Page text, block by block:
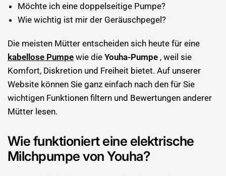
Möchte ich eine doppelseitige Pumpe?
Wie wichtig ist mir der Geräuschpegel?
Die meisten Mütter entscheiden sich heute für eine
kabellose Pumpe wie dieYouha-Pumpe , weil sie
Komfort, Diskretion und Freiheit bietet. Auf unserer
Website können Sie ganz einfach nach den für Sie
wichtigen Funktionen filtern und Bewertungen anderer
Mütter lesen.
Wie funktioniert eine elektrische
Milchpumpe von Youha?